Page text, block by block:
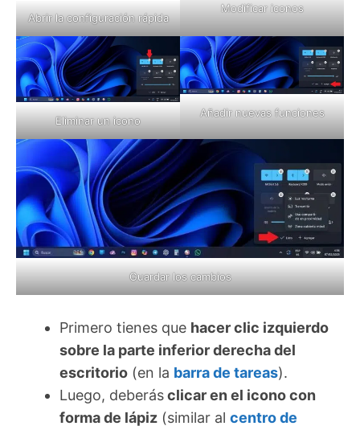
Abrir la configuración rápida
Modificar iconos
Eliminar un icono
Añadir nuevas funciones
Guardar los cambios
Primero tienes que hacer clic izquierdo
sobre la parte inferior derecha del
escritorio (en la barra de tareas).
Luego, deberásclicar en el icono con
forma de lápiz (similar al centro de